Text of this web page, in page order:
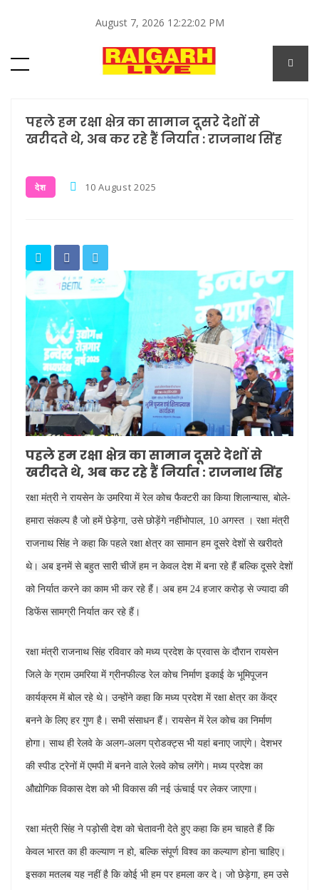
August 7, 2026 12:22:02 PM
पहले हम रक्षा क्षेत्र का सामान दूसरे देशों से
खरीदते थे, अब कर रहे हैं निर्यात : राजनाथ सिंह
देश 10 August 2025
पहले हम रक्षा क्षेत्र का सामान दूसरे देशों से
खरीदते थे, अब कर रहे हैं निर्यात : राजनाथ सिंह
रक्षा मंत्री ने रायसेन के उमरिया में रेल कोच फैक्टरी का किया शिलान्यास, बोले-
हमारा संकल्प है जो हमें छेड़ेगा, उसे छोड़ेंगे नहींभोपाल, 10 अगस्त । रक्षा मंत्री
राजनाथ सिंह ने कहा कि पहले रक्षा क्षेत्र का सामान हम दूसरे देशों से खरीदते
थे। अब इनमें से बहुत सारी चीजें हम न केवल देश में बना रहे हैं बल्कि दूसरे देशों
को निर्यात करने का काम भी कर रहे हैं। अब हम 24 हजार करोड़ से ज्यादा की
डिफेंस सामग्री निर्यात कर रहे हैं।
रक्षा मंत्री राजनाथ सिंह रविवार को मध्य प्रदेश के प्रवास के दौरान रायसेन
जिले के ग्राम उमरिया में ग्रीनफील्ड रेल कोच निर्माण इकाई के भूमिपूजन
कार्यक्रम में बोल रहे थे। उन्होंने कहा कि मध्य प्रदेश में रक्षा क्षेत्र का केंद्र
बनने के लिए हर गुण है। सभी संसाधन हैं। रायसेन में रेल कोच का निर्माण
होगा। साथ ही रेलवे के अलग-अलग प्रोडक्ट्स भी यहां बनाए जाएंगे। देशभर
की स्पीड ट्रेनों में एमपी में बनने वाले रेलवे कोच लगेंगे। मध्य प्रदेश का
औद्योगिक विकास देश को भी विकास की नई ऊंचाई पर लेकर जाएगा।
रक्षा मंत्री सिंह ने पड़ोसी देश को चेतावनी देते हुए कहा कि हम चाहते हैं कि
केवल भारत का ही कल्याण न हो, बल्कि संपूर्ण विश्व का कल्याण होना चाहिए।
इसका मतलब यह नहीं है कि कोई भी हम पर हमला कर दे। जो छेड़ेगा, हम उसे